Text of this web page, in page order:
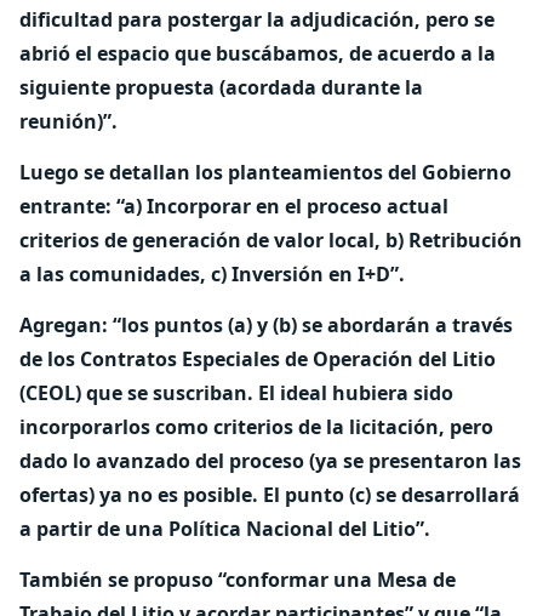
dificultad para postergar la adjudicación, pero se
abrió el espacio que buscábamos, de acuerdo a la
siguiente propuesta (acordada durante la
reunión)”.
Luego se detallan los planteamientos del Gobierno
entrante: “a) Incorporar en el proceso actual
criterios de generación de valor local, b) Retribución
a las comunidades, c) Inversión en I+D”.
Agregan: “los puntos (a) y (b) se abordarán a través
de los Contratos Especiales de Operación del Litio
(CEOL) que se suscriban. El ideal hubiera sido
incorporarlos como criterios de la licitación, pero
dado lo avanzado del proceso (ya se presentaron las
ofertas) ya no es posible. El punto (c) se desarrollará
a partir de una Política Nacional del Litio”.
También se propuso “conformar una Mesa de